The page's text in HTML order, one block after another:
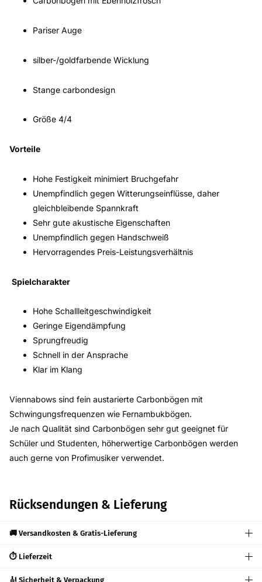
Pariser Auge
silber-/goldfarbende Wicklung
Stange carbondesign
Größe 4/4
Vorteile
Hohe Festigkeit minimiert Bruchgefahr
Unempfindlich gegen Witterungseinflüsse, daher
gleichbleibende Spannkraft
Sehr gute akustische Eigenschaften
Unempfindlich gegen Handschweiß
Hervorragendes Preis-Leistungsverhältnis
Spielcharakter
Hohe Schallleitgeschwindigkeit
Geringe Eigendämpfung
Sprungfreudig
Schnell in der Ansprache
Klar im Klang
Viennabows sind fein austarierte Carbonbögen mit
Schwingungsfrequenzen wie Fernambukbögen.
Je nach Qualität sind Carbonbögen sehr gut geeignet für
Schüler und Studenten, höherwertige Carbonbögen werden
auch gerne von Profimusiker verwendet.
Rücksendungen & Lieferung
🚚 Versandkosten & Gratis-Lieferung
⏱️ Lieferzeit
🎻 Sicherheit & Verpackung